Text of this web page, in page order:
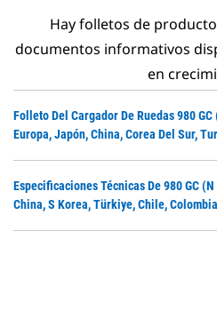
Hay folletos de
documentos informativos
en
Folleto Del Cargador De Ruedas 980
Europa, Japón, China, Corea Del Sur,
Especificaciones Técnicas De 980 GC
China, S Korea, Türkiye, Chile,